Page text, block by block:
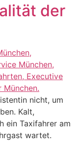
der
nicht, um
Kalt,
ein Taxifahrer am
wartet.